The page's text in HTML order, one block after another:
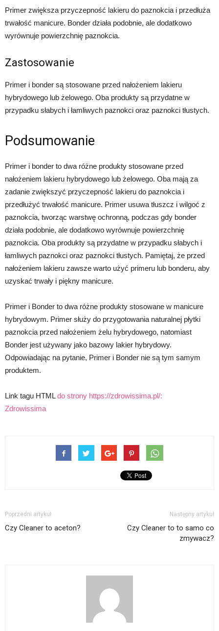
Primer zwiększa przyczepność lakieru do paznokcia i przedłuża
trwałość manicure. Bonder działa podobnie, ale dodatkowo
wyrównuje powierzchnię paznokcia.
Zastosowanie
Primer i bonder są stosowane przed nałożeniem lakieru
hybrydowego lub żelowego. Oba produkty są przydatne w
przypadku słabych i łamliwych paznokci oraz paznokci tłustych.
Podsumowanie
Primer i bonder to dwa różne produkty stosowane przed
nałożeniem lakieru hybrydowego lub żelowego. Oba mają za
zadanie zwiększyć przyczepność lakieru do paznokcia i
przedłużyć trwałość manicure. Primer usuwa tłuszcz i wilgoć z
paznokcia, tworząc warstwę ochronną, podczas gdy bonder
działa podobnie, ale dodatkowo wyrównuje powierzchnię
paznokcia. Oba produkty są przydatne w przypadku słabych i
łamliwych paznokci oraz paznokci tłustych. Pamiętaj, że przed
nałożeniem lakieru zawsze warto użyć primeru lub bonderu, aby
uzyskać trwały i piękny manicure.
Primer i Bonder to dwa różne produkty stosowane w manicure
hybrydowym. Primer służy do przygotowania naturalnej płytki
paznokcia przed nałożeniem żelu hybrydowego, natomiast
Bonder jest używany jako bazowy lakier hybrydowy.
Odpowiadając na pytanie, Primer i Bonder nie są tym samym
produktem.
Link tagu HTMLdo strony https://zdrowissima.pl/:
Zdrowissima
Poprzedni artykuł
Czy Cleaner to aceton?
Następny artykuł
Czy Cleaner to to samo co
zmywacz?